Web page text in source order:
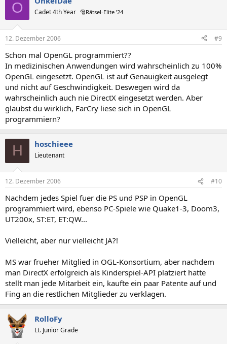
O Cadet 4th Year 🎅Rätsel-Elite ’24
12. Dezember 2006 #9
Schon mal OpenGL programmiert??
In medizinischen Anwendungen wird wahrscheinlich zu 100%
OpenGL eingesetzt. OpenGL ist auf Genauigkeit ausgelegt
und nicht auf Geschwindigkeit. Deswegen wird da
wahrscheinlich auch nie DirectX eingesetzt werden. Aber
glaubst du wirklich, FarCry liese sich in OpenGL
programmiern?
H hoschieee
Lieutenant
12. Dezember 2006 #10
Nachdem jedes Spiel fuer die PS und PSP in OpenGL
programmiert wird, ebenso PC-Spiele wie Quake1-3, Doom3,
UT200x, ST:ET, ET:QW...
Vielleicht, aber nur vielleicht JA?!
MS war frueher Mitglied in OGL-Konsortium, aber nachdem
man DirectX erfolgreich als Kinderspiel-API platziert hatte
stellt man jede Mitarbeit ein, kaufte ein paar Patente auf und
Fing an die restlichen Mitglieder zu verklagen.
RolloFy
Lt. Junior Grade